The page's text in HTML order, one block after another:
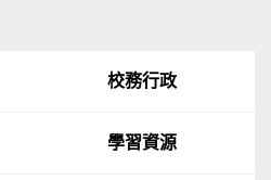
校務行政
學習資源